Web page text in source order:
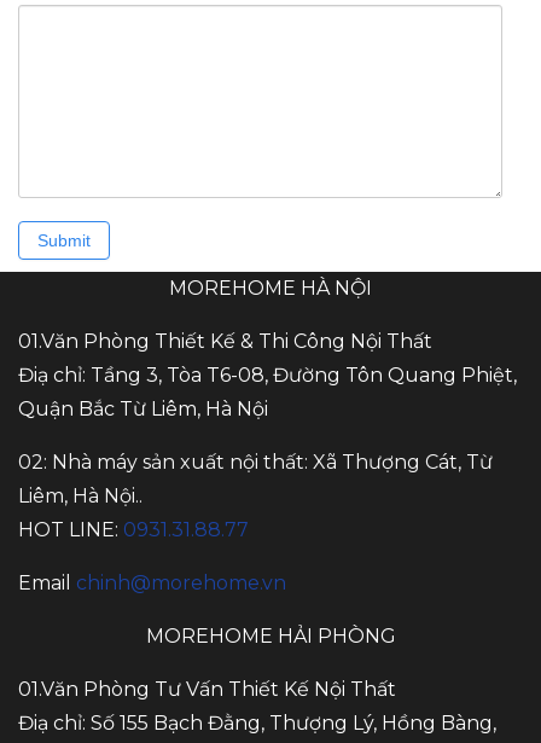
MOREHOME HÀ NỘI
01.Văn Phòng Thiết Kế & Thi Công Nội Thất
Điạ chỉ: Tầng 3, Tòa T6-08, Đường Tôn Quang Phiệt,
Quận Bắc Từ Liêm, Hà Nội
02: Nhà máy sản xuất nội thất: Xã Thượng Cát, Từ
Liêm, Hà Nội..
HOT LINE: 0931.31.88.77
Email chinh@morehome.vn
MOREHOME HẢI PHÒNG
01.Văn Phòng Tư Vấn Thiết Kế Nội Thất
Điạ chỉ: Số 155 Bạch Đằng, Thượng Lý, Hồng Bàng,